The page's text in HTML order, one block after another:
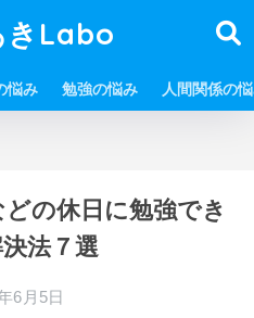
きLabo
悩み 勉強の悩み 人間関係の
の休日に勉強でき
法７選
6月5日